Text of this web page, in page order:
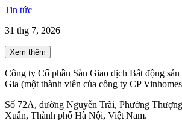
Tin tức
31 thg 7, 2026
Xem thêm
Công ty Cổ phần Sàn Giao dịch Bất động
Gia (một thành viên của công ty CP
Số 72A, đường Nguyễn Trãi, Phường
Xuân, Thành phố Hà Nội, Việt Nam.